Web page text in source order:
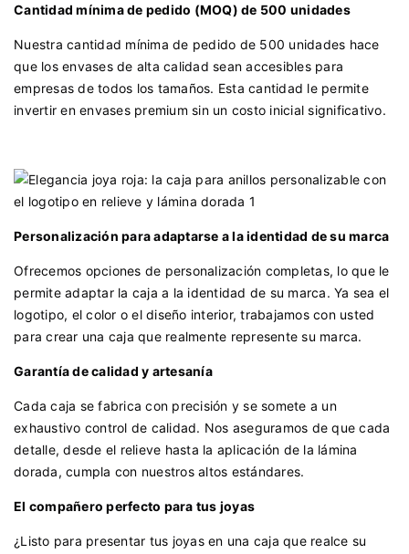
Cantidad mínima de pedido (MOQ) de 500 unidades
Nuestra cantidad mínima de pedido de 500 unidades hace
que los envases de alta calidad sean accesibles para
empresas de todos los tamaños. Esta cantidad le permite
invertir en envases premium sin un costo inicial significativo.
Personalización para adaptarse a la identidad de su marca
Ofrecemos opciones de personalización completas, lo que le
permite adaptar la caja a la identidad de su marca. Ya sea el
logotipo, el color o el diseño interior, trabajamos con usted
para crear una caja que realmente represente su marca.
Garantía de calidad y artesanía
Cada caja se fabrica con precisión y se somete a un
exhaustivo control de calidad. Nos aseguramos de que cada
detalle, desde el relieve hasta la aplicación de la lámina
dorada, cumpla con nuestros altos estándares.
El compañero perfecto para tus joyas
¿Listo para presentar tus joyas en una caja que realce su